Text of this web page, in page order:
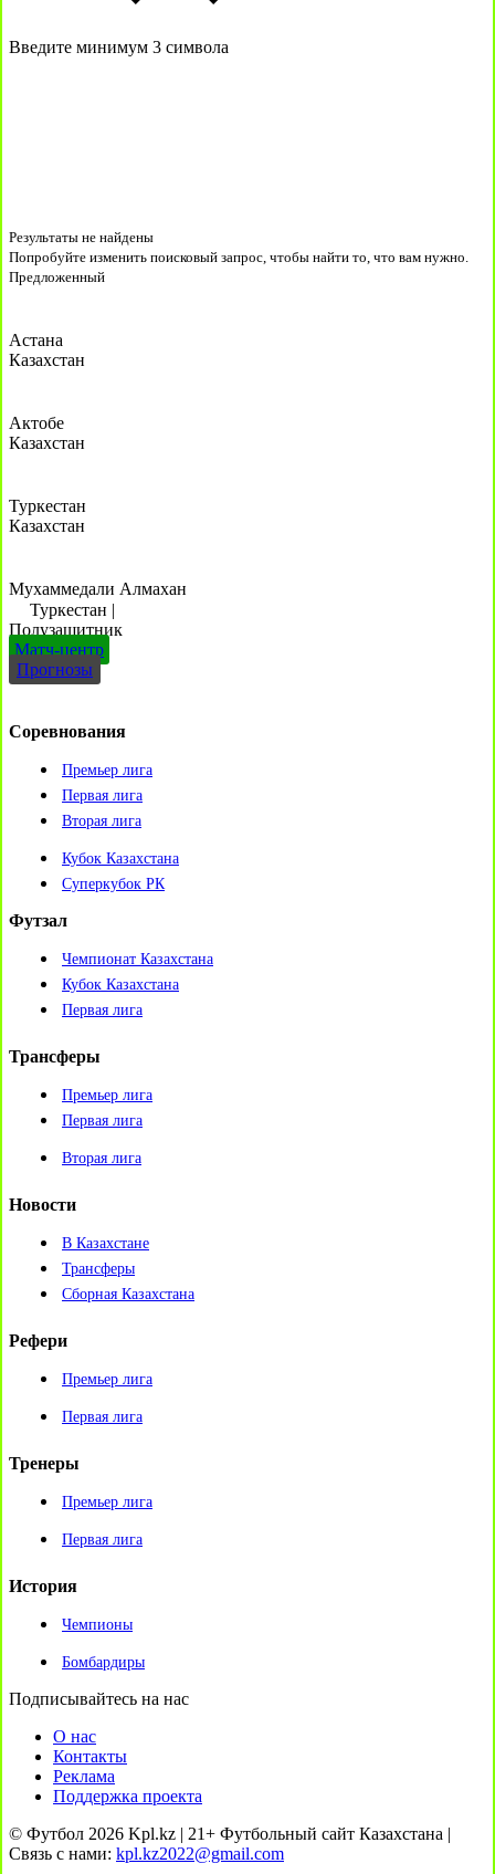
Введите минимум 3 символа
Результаты не найдены
Попробуйте изменить поисковый запрос, чтобы найти то, что вам нужно.
Предложенный
Астана
Казахстан
Актобе
Казахстан
Туркестан
Казахстан
Мухаммедали Алмахан
Туркестан |
Полузащитник
Матч-центр
Прогнозы
Соревнования
Премьер лига
Первая лига
Вторая лига
Кубок Казахстана
Суперкубок РК
Футзал
Чемпионат Казахстана
Кубок Казахстана
Первая лига
Трансферы
Премьер лига
Первая лига
Вторая лига
Новости
В Казахстане
Трансферы
Сборная Казахстана
Рефери
Премьер лига
Первая лига
Тренеры
Премьер лига
Первая лига
История
Чемпионы
Бомбардиры
Подписывайтесь на нас
О нас
Контакты
Реклама
Поддержка проекта
© Футбол 2026 Kpl.kz | 21+ Футбольный сайт Казахстана |
Связь с нами: kpl.kz2022@gmail.com